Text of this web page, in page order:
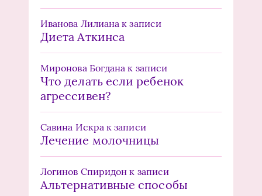
Иванова Лилиана к записи
Диета Аткинса
Миронова Богдана к записи
Что делать если ребенок
агрессивен?
Савина Искра к записи
Лечение молочницы
Логинов Спиридон к записи
Альтернативные способы